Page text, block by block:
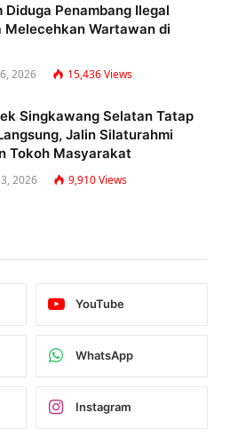
Diduga Penambang Ilegal
Melecehkan Wartawan di
2026 15,436Views
Singkawang Selatan Tatap
Jalin Silaturahmi
Tokoh Masyarakat
2026 9,910Views
YouTube
WhatsApp
Instagram